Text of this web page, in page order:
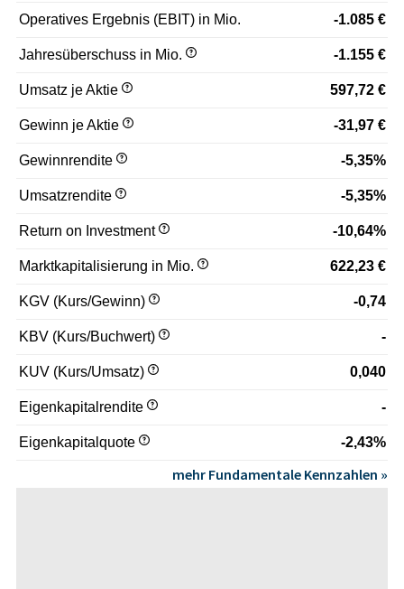
Operatives Ergebnis (EBIT) in Mio. -1.085 €
Jahresüberschuss in Mio. -1.155 €
Umsatz je Aktie 597,72 €
Gewinn je Aktie -31,97 €
Gewinnrendite -5,35%
Umsatzrendite -5,35%
Return on Investment -10,64%
Marktkapitalisierung in Mio. 622,23 €
KGV (Kurs/Gewinn) -0,74
KBV (Kurs/Buchwert) -
KUV (Kurs/Umsatz) 0,040
Eigenkapitalrendite -
Eigenkapitalquote -2,43%
mehr Fundamentale Kennzahlen »